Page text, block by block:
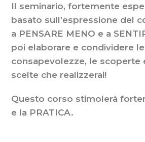
Il seminario, fortemente
basato sull’espressione del
a PENSARE MENO e a
poi elaborare e condividere le
consapevolezze, le scoperte
scelte che realizzerai!
Questo corso stimolerà
e la PRATICA.